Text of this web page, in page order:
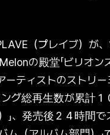
（プレイブ）が
の殿堂「ビリオン
ティストのストリ
グ総再生数が累計
」、発売後２４時間